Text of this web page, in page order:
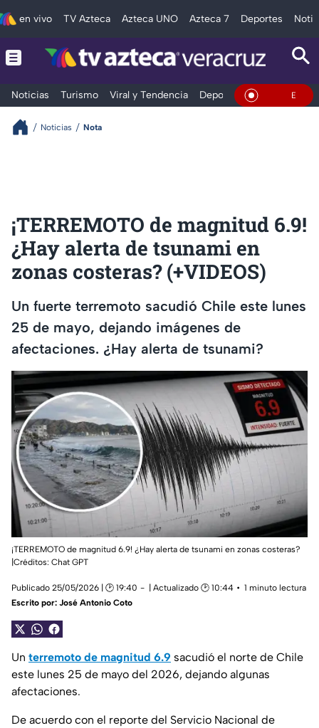
en vivo TV Azteca Azteca UNO Azteca 7 Deportes
Noticias Turismo Viral y Tendencia Deportes Espectáculos
En Vivo
Noticias Nota
¡TERREMOTO de magnitud 6.9!
¿Hay alerta de tsunami en
zonas costeras? (+VIDEOS)
Un fuerte terremoto sacudió Chile este lunes
25 de mayo, dejando imágenes de
afectaciones. ¿Hay alerta de tsunami?
¡TERREMOTO de magnitud 6.9! ¿Hay alerta de tsunami en zonas costeras?
|Créditos: Chat GPT
Publicado 25/05/2026 | 🕑 19:40 | Actualizado 🕑 10:44
1 minuto lectura
Escrito por: José Antonio Coto
Un terremoto de magnitud 6.9 sacudió el norte de Chile
este lunes 25 de mayo del 2026, dejando algunas
afectaciones.
De acuerdo con el reporte del Servicio Nacional de